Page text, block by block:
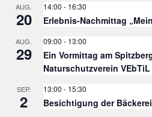
AUG.
20
14:00 - 16:30
Erlebnis-Nachmittag
AUG.
29
09:00 - 13:00
Ein Vormittag am
Naturschutzverein VEbTiL
SEP.
2
13:00 - 15:30
Besichtigung der